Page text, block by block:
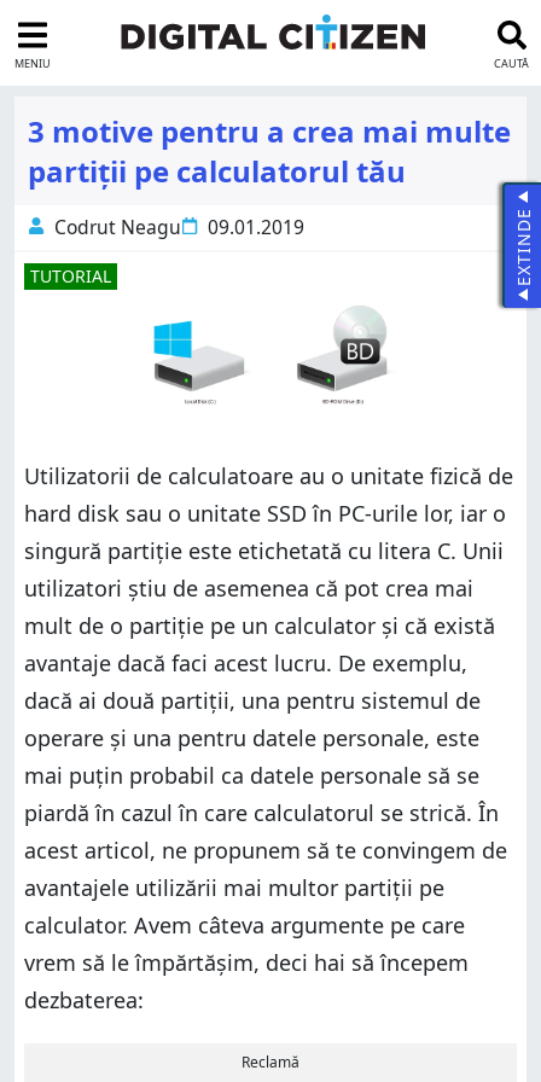
MENIU CAUTĂ
3 motive pentru a crea mai multe
partiții pe calculatorul tău
Codrut Neagu 09.01.2019
TUTORIAL
Utilizatorii de calculatoare au o unitate fizică de
hard disk sau o unitate SSD în PC-urile lor, iar o
singură partiție este etichetată cu litera C. Unii
utilizatori știu de asemenea că pot crea mai
mult de o partiție pe un calculator și că există
avantaje dacă faci acest lucru. De exemplu,
dacă ai două partiții, una pentru sistemul de
operare și una pentru datele personale, este
mai puțin probabil ca datele personale să se
piardă în cazul în care calculatorul se strică. În
acest articol, ne propunem să te convingem de
avantajele utilizării mai multor partiții pe
calculator. Avem câteva argumente pe care
vrem să le împărtășim, deci hai să începem
dezbaterea:
Reclamă
EXTINDE